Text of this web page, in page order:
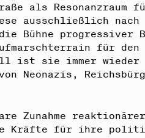
als Resonanzraum
ausschließlich
Bühne progressiver
für den
ist sie immer
Neonazis,
Zunahme
Kräfte für ihre